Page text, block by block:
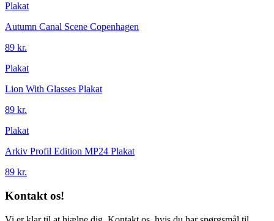
Plakat
Autumn Canal Scene Copenhagen
89 kr.
Plakat
Lion With Glasses Plakat
89 kr.
Plakat
Arkiv Profil Edition MP24 Plakat
89 kr.
Kontakt os!